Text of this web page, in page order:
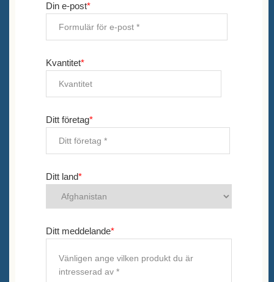
Din e-post*
Kvantitet*
Ditt företag*
Ditt land*
Ditt meddelande*